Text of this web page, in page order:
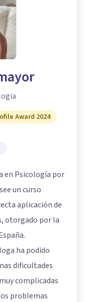
Award 2024
en Psicología por
un curso
aplicación de
otorgado por la
ha podido
dificultades
complicadas
problemas